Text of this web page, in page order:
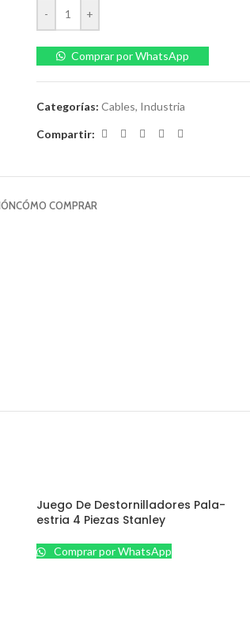
- +
Comprar por WhatsApp
Categorías: Cables, Industria
Compartir:
CÓMO COMPRAR
Juego De Destornilladores Pala-
estria 4 Piezas Stanley
Comprar por WhatsApp